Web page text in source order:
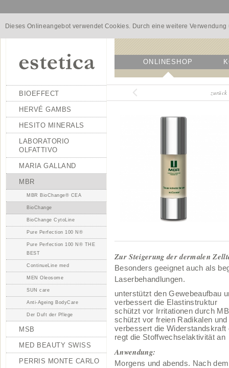
Dieses Onlineangebot verwendet Cookies. Durch eine weitere
BIOEFFECT
HERVÉ GAMBS
HESITO MINERALS
LABORATORIO
OLFATTIVO
MARIA GALLAND
MBR
MBR BioChange® CEA
BioChange
BioChange CytoLine
Pure Perfection 100 N®
Pure Perfection 100 N® THE
BEST
ContinueLine med
MEN Oleosome
SUN care
Anti-Ageing BodyCare
Der Duft der Pflege
MSB
MED BEAUTY SWISS
PERRIS MONTE CARLO
ONLINESHOP
Zur Steigerung der dermalen
Besonders geeignet auch als
Laserbehandlungen.
unterstützt den Gewebeaufbau
verbessert die Elastinstruktur
schützt vor Irritationen durch
schützt vor freien Radikalen
verbessert die Widerstandskraft
regt die Stoffwechselaktivität an
Anwendung:
Morgens und abends. Nach